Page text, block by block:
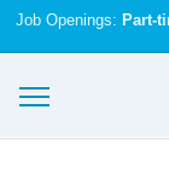
Job Openings: Part-
Ensayos y